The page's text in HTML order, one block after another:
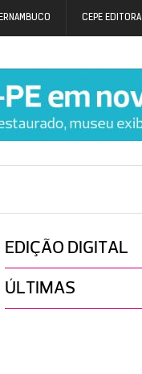
CEPE EDITORA
EDIÇÃO DIGITAL
ÚLTIMAS